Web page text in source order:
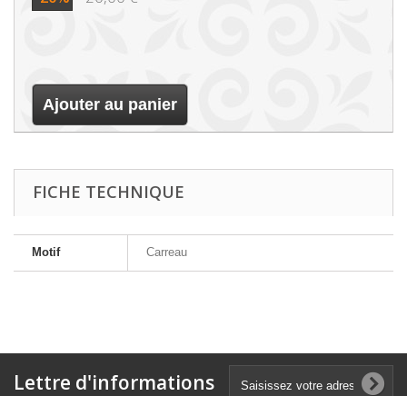
Ajouter au panier
FICHE TECHNIQUE
Motif Carreau
Lettre d'informations